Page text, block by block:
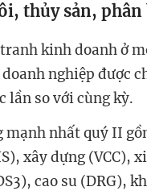
thủy sản, phân
kinh doanh ở
nghiệp được
lần so với cùng kỳ.
mạnh nhất quý II
xây dựng (VCC),
cao su (DRG),